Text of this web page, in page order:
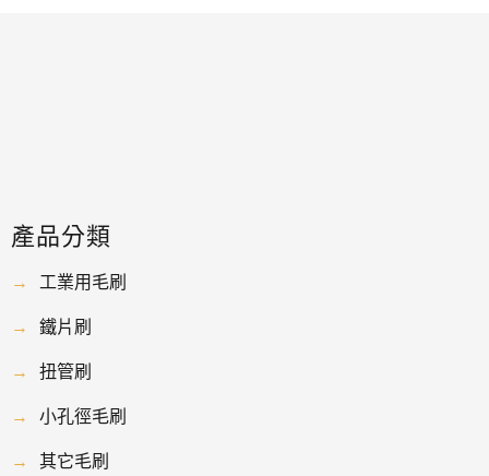
產品分類
→ 工業用毛刷
→ 鐵片刷
→ 扭管刷
→ 小孔徑毛刷
→ 其它毛刷